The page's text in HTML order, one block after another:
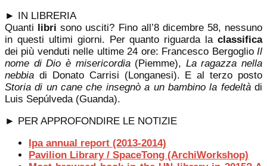
► IN LIBRERIA
Quanti libri sono usciti? Fino all’8 dicembre 58, nessuno
in questi ultimi giorni. Per quanto riguarda la classifica
dei più venduti nelle ultime 24 ore: Francesco Bergoglio Il
nome di Dio è misericordia (Piemme), La ragazza nella
nebbia di Donato Carrisi (Longanesi). E al terzo posto
Storia di un cane che insegnò a un bambino la fedeltàdi
Luis Sepúlveda (Guanda).
► PER APPROFONDIRE LE NOTIZIE
Ipa annual report (2013-2014)
Pavilion Library / SpaceTong (ArchiWorkshop)